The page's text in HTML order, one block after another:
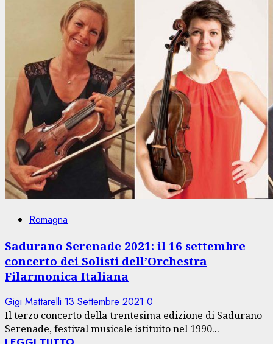
Romagna
Sadurano Serenade 2021: il 16 settembre
concerto dei Solisti dell’Orchestra
Filarmonica Italiana
Gigi Mattarelli 13 Settembre 2021 0
Il terzo concerto della trentesima edizione di Sadurano
Serenade, festival musicale istituito nel 1990...